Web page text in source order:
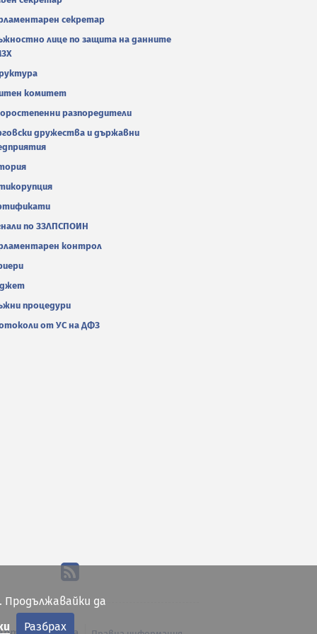
секретар
лице по защита на данните
комитет
разпоредители
дружества и държавни
по ЗЗЛПСПОИН
контрол
процедури
от УС на ДФЗ
Продължавайки да
Разбрах